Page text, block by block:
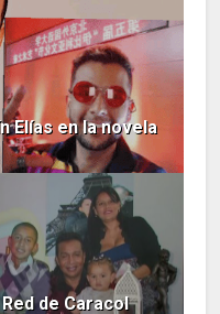
Elías en la novela
de Caracol